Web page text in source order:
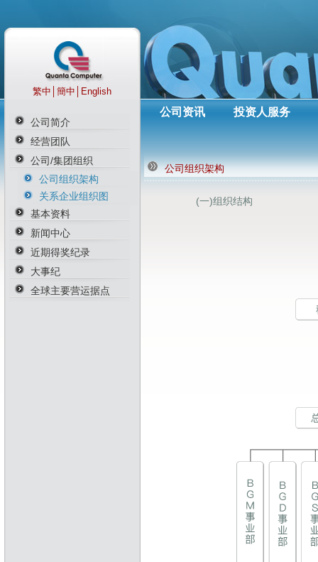
繁中 簡中 English
公司简介
经营团队
公司/集团组织
公司组织架构
关系企业组织图
基本资料
新闻中心
近期得奖纪录
大事纪
全球主要营运据点
公司资讯 投资人服务
公司组织架构
(一)组织结构